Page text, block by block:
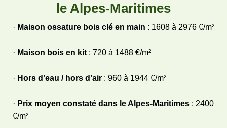
le Alpes-Maritimes
· Maison ossature bois clé en main : 1608 à 2976 €/m²
· Maison bois en kit : 720 à 1488 €/m²
· Hors d’eau / hors d’air : 960 à 1944 €/m²
· Prix moyen constaté dans le Alpes-Maritimes : 2400
€/m²